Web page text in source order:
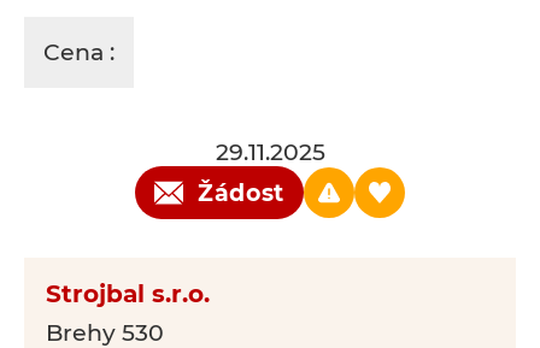
Cena :
29.11.2025
Žádost
Strojbal s.r.o.
Brehy 530